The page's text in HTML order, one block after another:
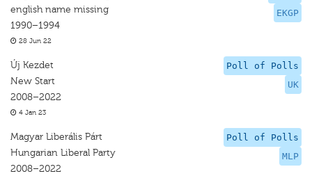
EKGP
english name missing
1990–1994
28 Jun 22
Poll of Polls
UK
Új Kezdet
New Start
2008–2022
4 Jan 23
Poll of Polls
MLP
Magyar Liberális Párt
Hungarian Liberal Party
2008–2022